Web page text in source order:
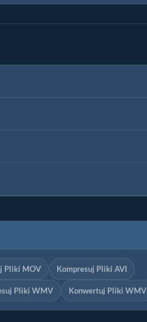
Pliki MOV Kompresuj Pliki AVI
Pliki WMV Konwertuj Pliki WMV